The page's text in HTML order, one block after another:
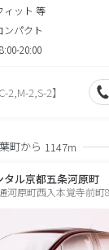
ィット 等
ンパクト
20:00
2,S-2】
町から 1147m
タル京都五条河原町
河原町西入本覚寺前町